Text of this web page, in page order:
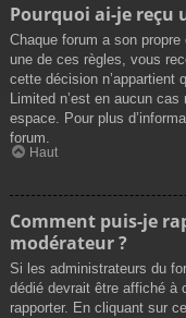
Pourquoi ai-je reçu
Chaque forum a son
une de ces règles, vous
cette décision n’appartient
Limited n’est en aucun
espace. Pour plus
forum.
Haut
Comment puis-je
modérateur ?
Si les administrateurs du
dédié devrait être affiché à
rapporter. En cliquant sur